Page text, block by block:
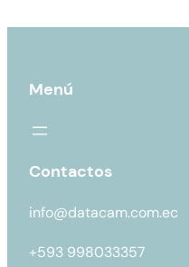
Menú
Contactos
info@datacam.com.ec
+593 998033357